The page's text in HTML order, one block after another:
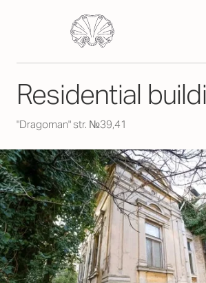
Residential
"Dragoman" str. №39,41